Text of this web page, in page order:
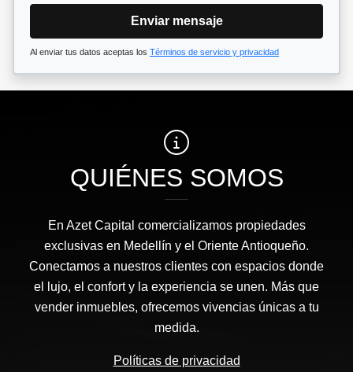
Enviar mensaje
Al enviar tus datos aceptas los Términos de servicio y privacidad
QUIÉNES SOMOS
En Azet Capital comercializamos propiedades
exclusivas en Medellín y el Oriente Antioqueño.
Conectamos a nuestros clientes con espacios donde
el lujo, el confort y la experiencia se unen. Más que
vender inmuebles, ofrecemos vivencias únicas a tu
medida.
Políticas de privacidad